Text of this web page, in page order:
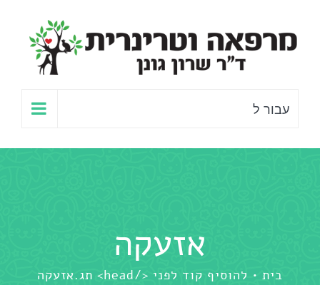
לתוכן
עבור ל
אזעקה
בית להוסיף קוד לפני </head> תג. אזעקה